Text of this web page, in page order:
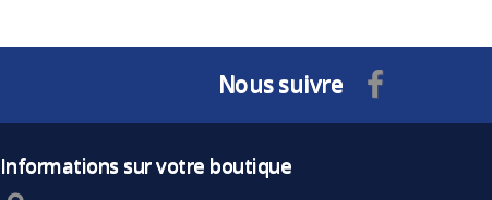
Nous suivre
Informations sur votre boutique